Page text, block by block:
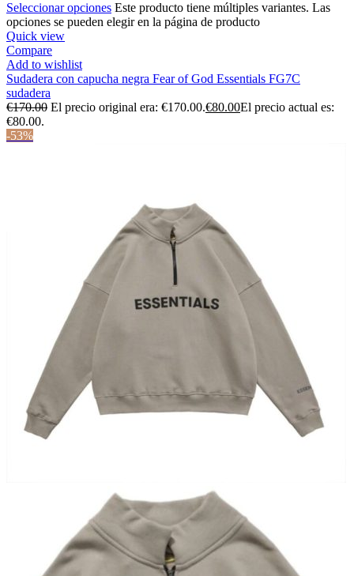
Seleccionar opciones Este producto tiene múltiples variantes. Las
opciones se pueden elegir en la página de producto
Quick view
Compare
Add to wishlist
Sudadera con capucha negra Fear of God Essentials FG7C
sudadera
€170.00 El precio original era: €170.00.€80.00El precio actual es:
€80.00.
-53%